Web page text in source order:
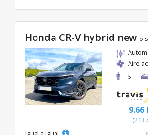
Honda CR-V hybrid new o
Aire
5
9.66
(213
Igual a igual